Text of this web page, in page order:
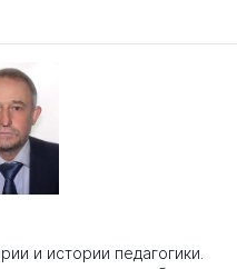
и истории педагогики.